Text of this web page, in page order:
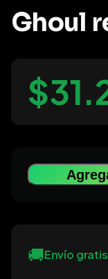
Ghoul
🚚Envío